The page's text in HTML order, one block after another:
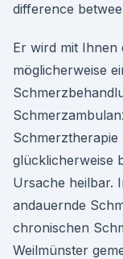
difference
Er wird mit Ihnen
möglicherweise
Schmerztherapie
glücklicherweise
Ursache heilbar.
andauernde
chronischen
Weilmünster